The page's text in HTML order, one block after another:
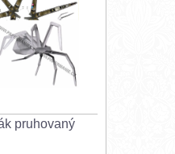
pruhovaný